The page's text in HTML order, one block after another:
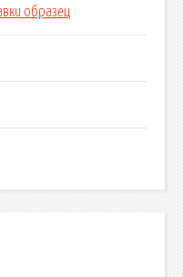
образец